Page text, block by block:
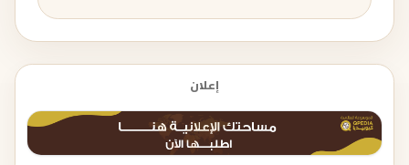
إعلان